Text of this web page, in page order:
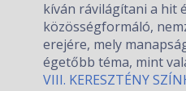
kíván rávilágítani a hit
közösségformáló,
erejére, mely
égetőbb téma, mint
VIII. KERESZTÉNY